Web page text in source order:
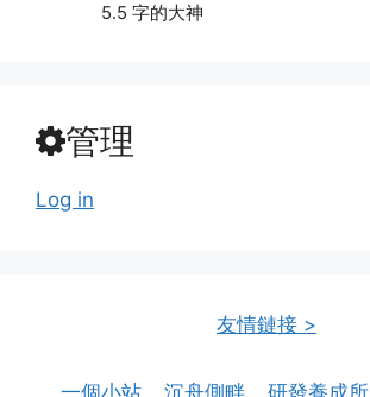
5.5 字的大神
管理
Log in
友情鏈接 >